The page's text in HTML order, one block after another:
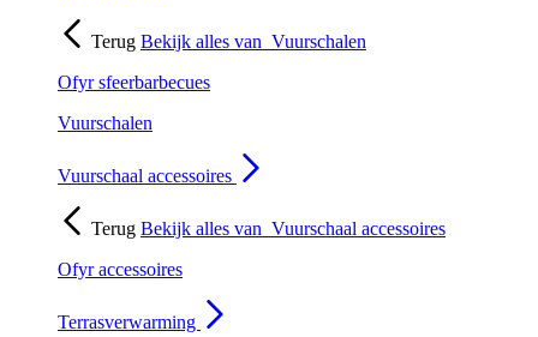
Terug Bekijk alles van Vuurschalen
Ofyr sfeerbarbecues
Vuurschalen
Vuurschaal accessoires
Terug Bekijk alles van Vuurschaal accessoires
Ofyr accessoires
Terrasverwarming